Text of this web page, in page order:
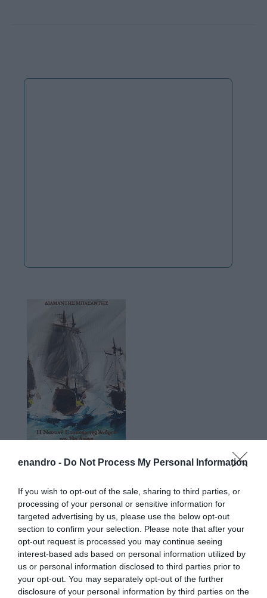
enandro - Do Not Process My Personal Information
If you wish to opt-out of the sale, sharing to third parties, or
processing of your personal or sensitive information for
targeted advertising by us, please use the below opt-out
section to confirm your selection. Please note that after your
opt-out request is processed you may continue seeing
interest-based ads based on personal information utilized by
us or personal information disclosed to third parties prior to
your opt-out. You may separately opt-out of the further
disclosure of your personal information by third parties on the